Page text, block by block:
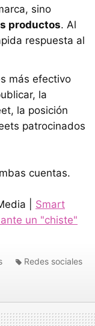
sino
productos. Al
respuesta al
más efectivo
la
la posición
patrocinados
cuentas.
| Smart
un "chiste"
Redes sociales